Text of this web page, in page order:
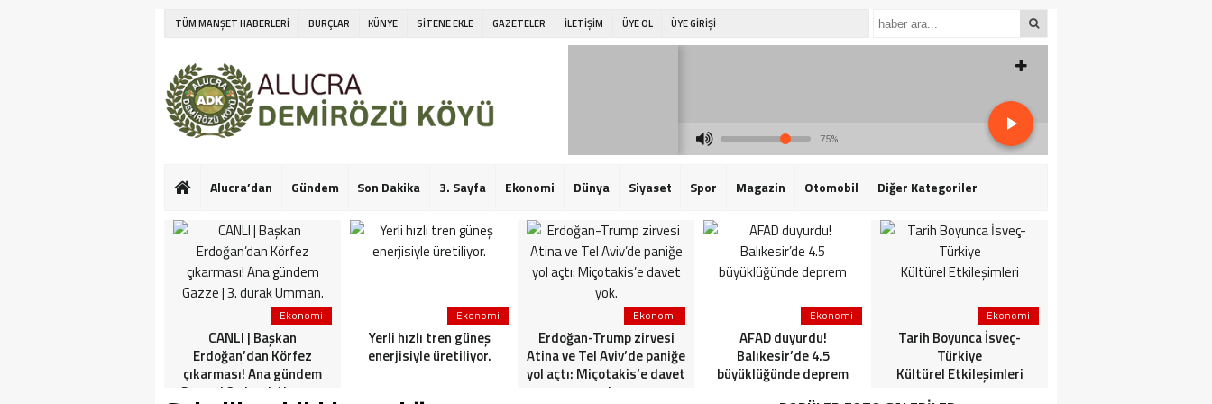
TÜM MANŞET HABERLERİ BURÇLAR KÜNYE SİTENE EKLE GAZETELER İLETİŞİM ÜYE OL ÜYE GİRİŞİ
75%
Alucra’dan Gündem Son Dakika 3. Sayfa Ekonomi Dünya Siyaset Spor Magazin Otomobil Diğer Kategoriler
Ekonomi
CANLI | Başkan
Erdoğan’dan Körfez
çıkarması! Ana gündem
Gazze | 3. durak Umman.
Ekonomi
Yerli hızlı tren güneş
enerjisiyle üretiliyor.
Ekonomi
Erdoğan-Trump zirvesi
Atina ve Tel Aviv’de paniğe
yol açtı: Miçotakis’e davet
yok.
Ekonomi
AFAD duyurdu!
Balıkesir’de 4.5
büyüklüğünde deprem
Ekonomi
Tarih Boyunca İsveç-
Türkiye
Kültürel Etkileşimleri